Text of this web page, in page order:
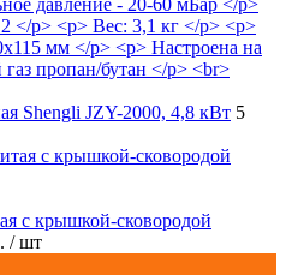
Shengli JZY-2000, 4,8 кВт 5
с крышкой-сковородой
/ шт